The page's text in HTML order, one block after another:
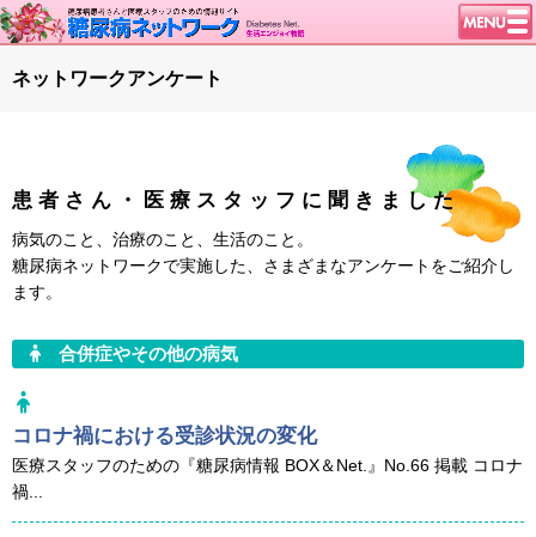
トップページ
特集・連載
腎臓の健康道
インスリンポンプ
グリコアルブミン
特集・連載 一覧へ
1型ライフ
ネットワークアンケート
患者さん・医療スタッフに聞きました
病気のこと、治療のこと、生活のこと。
糖尿病ネットワークで実施した、さまざまなアンケートをご紹介し
ます。
合併症やその他の病気
コロナ禍における受診状況の変化
医療スタッフのための『糖尿病情報 BOX＆Net.』No.66 掲載 コロナ
禍...